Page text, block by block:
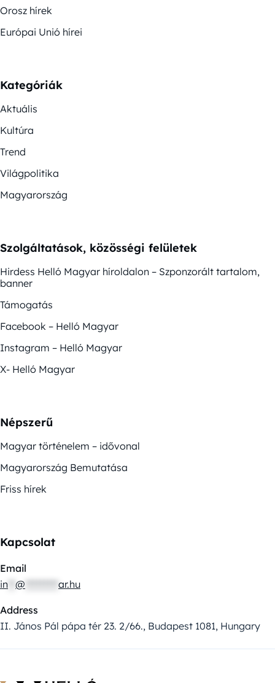
Orosz hírek
Európai Unió hírei
Kategóriák
Aktuális
Kultúra
Trend
Világpolitika
Magyarország
Szolgáltatások, közösségi felületek
Hirdess Helló Magyar híroldalon – Szponzorált tartalom,
banner
Támogatás
Facebook – Helló Magyar
Instagram – Helló Magyar
X- Helló Magyar
Népszerű
Magyar történelem – idővonal
Magyarország Bemutatása
Friss hírek
Kapcsolat
Email
in @ ar.hu
Address
II. János Pál pápa tér 23. 2/66., Budapest 1081, Hungary